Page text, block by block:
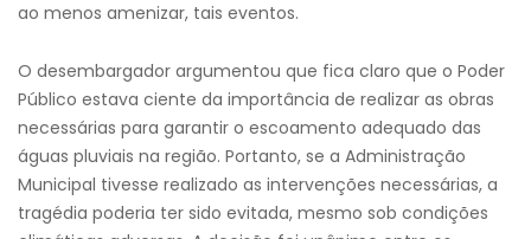
ao menos amenizar, tais eventos.
O desembargador argumentou que fica claro que o Poder
Público estava ciente da importância de realizar as obras
necessárias para garantir o escoamento adequado das
águas pluviais na região. Portanto, se a Administração
Municipal tivesse realizado as intervenções necessárias, a
tragédia poderia ter sido evitada, mesmo sob condições